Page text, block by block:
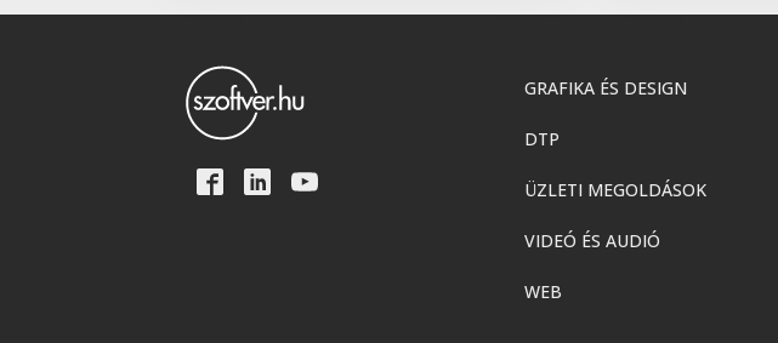
GRAFIKA ÉS DESIGN
DTP
ÜZLETI MEGOLDÁSOK
VIDEÓ ÉS AUDIÓ
WEB